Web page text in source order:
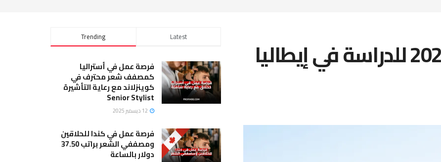
منحة جامعة ميلانو 2026 للدراسة في إيطاليا Trending Latest
فرصة عمل في أستراليا
كمصفف شعر محترف في
كوينزلاند مع رعاية التأشيرة
Senior Stylist
فرصة عمل في كندا للحلاقين
ومصففي الشعر براتب 37.50
دولار بالساعة